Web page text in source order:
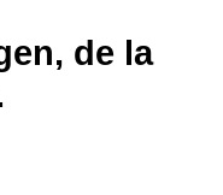
de la